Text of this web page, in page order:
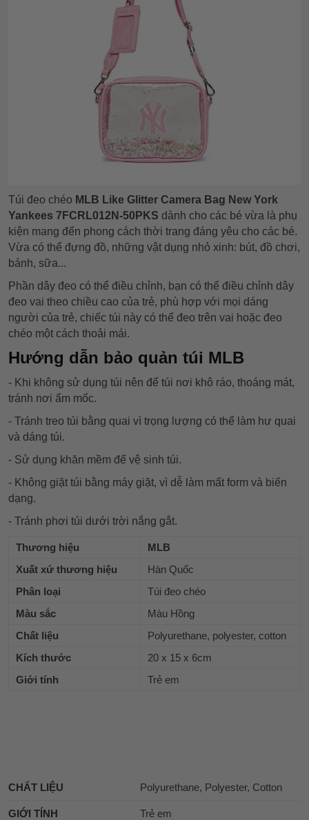
Túi đeo chéo MLB Like Glitter Camera Bag New York
Yankees 7FCRL012N-50PKS dành cho các bé vừa là phụ
kiện mang đến phong cách thời trang đáng yêu cho các bé.
Vừa có thể đựng đồ, những vật dụng nhỏ xinh: bút, đồ chơi,
bánh, sữa...
Phần dây đeo có thể điều chỉnh, bạn có thể điều chỉnh dây
đeo vai theo chiều cao của trẻ, phù hợp với mọi dáng
người của trẻ, chiếc túi này có thể đeo trên vai hoặc đeo
chéo một cách thoải mái.
Hướng dẫn bảo quản túi MLB
- Khi không sử dụng túi nên để túi nơi khô ráo, thoáng mát,
tránh nơi ẩm mốc.
- Tránh treo túi bằng quai vì trọng lượng có thể làm hư quai
và dáng túi.
- Sử dụng khăn mềm để vệ sinh túi.
- Không giặt túi bằng máy giặt, vì dễ làm mất form và biến
dạng.
- Tránh phơi túi dưới trời nắng gắt.
Thương hiệu
MLB
Xuất xứ thương hiệu
Hàn Quốc
Phân loại
Túi đeo chéo
Màu sắc
Màu Hồng
Chất liệu
Polyurethane, polyester, cotton
Kích thước
20 x 15 x 6cm
Giới tính
Trẻ em
CHẤT LIỆU Polyurethane, Polyester, Cotton
GIỚI TÍNH Trẻ em